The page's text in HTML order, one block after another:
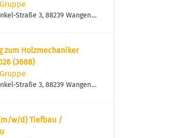
Straße 3, 88239 Wangen
zum Holzmechaniker
(3688)
Straße 3, 88239 Wangen
w/d) Tiefbau /